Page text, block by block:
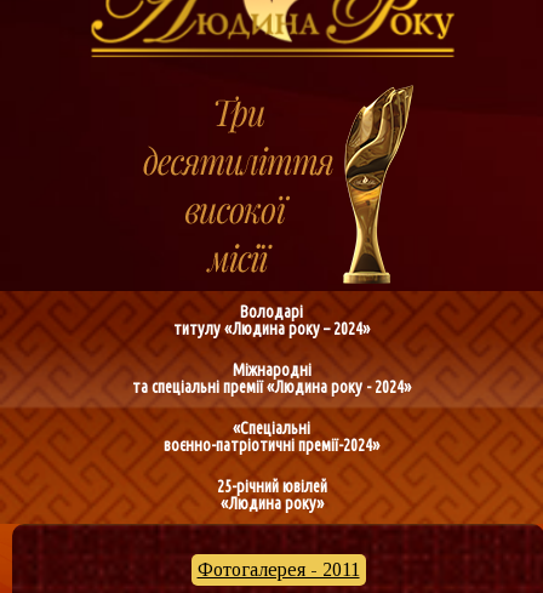
Володарі
титулу «Людина року – 2024»
Міжнародні
та спеціальні премії «Людина року - 2024»
«Спеціальні
воєнно-патріотичні премії-2024»
25-річний ювілей
«Людина року»
Фотогалерея - 2011